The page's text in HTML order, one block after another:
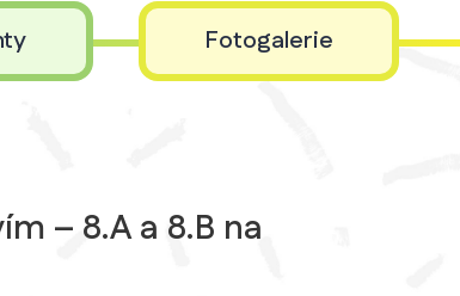
Fotogalerie
– 8.A a 8.B na